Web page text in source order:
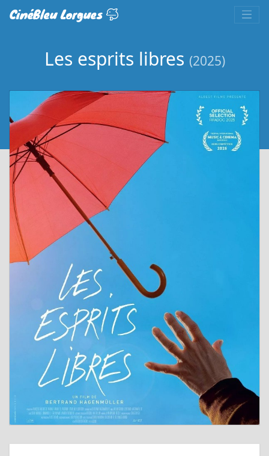
CinéBleu Lorgues
Les esprits libres (2025)